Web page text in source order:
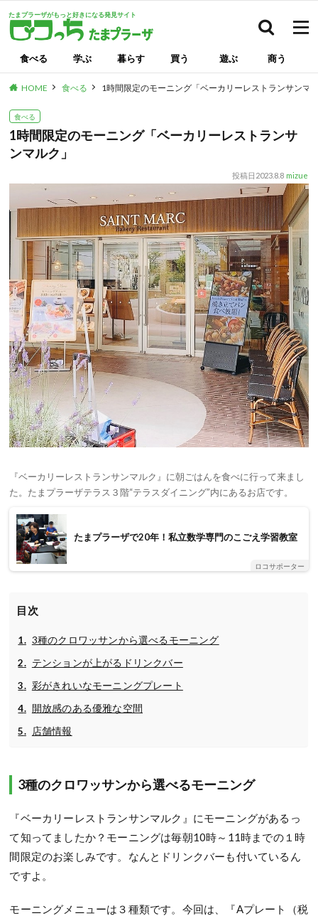
たまプラーザがもっと好きになる発見サイト
食べる 学ぶ 暮らす 買う 遊ぶ 商う
HOME 食べる 1時間限定のモーニング「ベーカリーレストランサンマ
食べる
1時間限定のモーニング「ベーカリーレストランサ
ンマルク」
投稿日 2023.8.8 mizue
『ベーカリーレストランサンマルク』に朝ごはんを食べに行って来まし
た。たまプラーザテラス３階“テラスダイニング”内にあるお店です。
たまプラーザで20年！私立数学専門のこごえ学習教室
ロコサポーター
目次
3種のクロワッサンから選べるモーニング
テンションが上がるドリンクバー
彩がきれいなモーニングプレート
開放感のある優雅な空間
店舗情報
3種のクロワッサンから選べるモーニング
『ベーカリーレストランサンマルク』にモーニングがあるっ
て知ってましたか？モーニングは毎朝10時～11時までの１時
間限定のお楽しみです。なんとドリンクバーも付いているん
ですよ。
モーニングメニューは３種類です。今回は、『Aプレート（税